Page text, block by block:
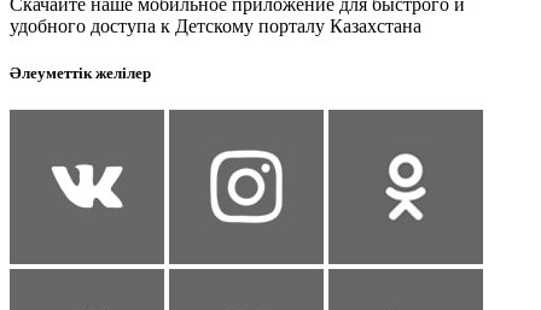
Скачайте наше мобильное приложение для быстрого и
удобного доступа к Детскому порталу Казахстана
Әлеуметтік желілер